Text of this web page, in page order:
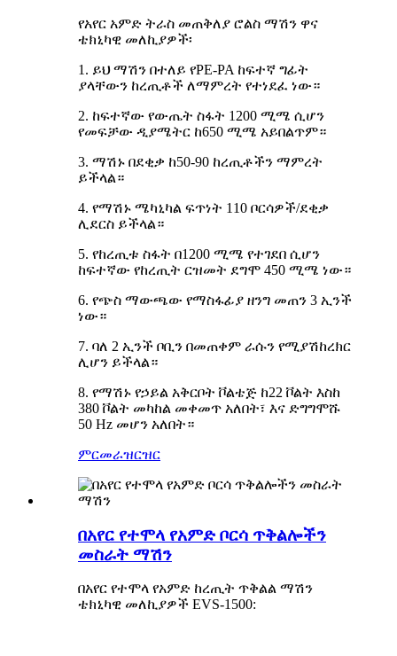
የአየር አምድ ትራስ መጠቅለያ ሮልስ ማሽን ዋና
ቴክኒካዊ መለኪያዎች፡
1. ይህ ማሽን በተለይ የPE-PA ከፍተኛ ግፊት
ያላቸውን ከረጢቶች ለማምረት የተነደፈ ነው።
2. ከፍተኛው የውጤት ስፋት 1200 ሚሜ ሲሆን
የመፍቻው ዲያሜትር ከ650 ሚሜ አይበልጥም።
3. ማሽኑ በደቂቃ ከ50-90 ከረጢቶችን ማምረት
ይችላል።
4. የማሽኑ ሜካኒካል ፍጥነት 110 ቦርሳዎች/ደቂቃ
ሊደርስ ይችላል።
5. የከረጢቱ ስፋት በ1200 ሚሜ የተገደበ ሲሆን
ከፍተኛው የከረጢት ርዝመት ደግሞ 450 ሚሜ ነው።
6. የጭስ ማውጫው የማስፋፊያ ዘንግ መጠን 3 ኢንች
ነው።
7. ባለ 2 ኢንች ቦቢን በመጠቀም ራሱን የሚያሽከረክር
ሊሆን ይችላል።
8. የማሽኑ የኃይል አቅርቦት ቮልቴጅ ከ22 ቮልት እስከ
380 ቮልት መካከል መቀመጥ አለበት፣ እና ድግግሞሹ
50 Hz መሆን አለበት።
ምርመራዝርዝር
በአየር የተሞላ የአምድ ቦርሳ ጥቅልሎችን
መስራት ማሽን
በአየር የተሞላ የአምድ ከረጢት ጥቅልል ​​ማሽን
ቴክኒካዊ መለኪያዎች EVS-1500: